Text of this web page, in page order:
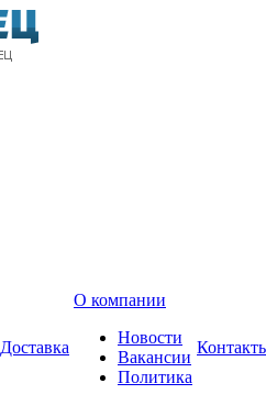
Доставка
О компании
Новости
Вакансии
Политика